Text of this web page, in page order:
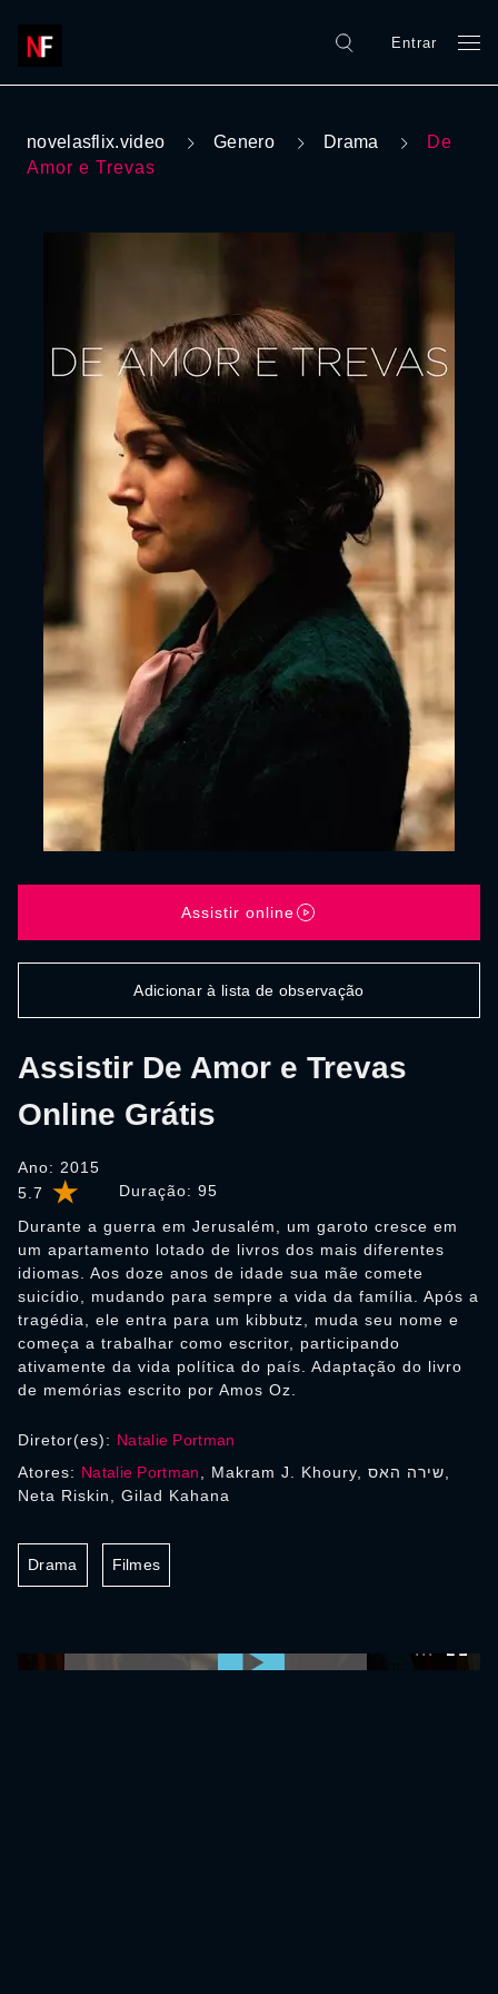
Entrar
novelasflix.video Genero Drama
De
Amor e Trevas
5.7 Duração: 95
Assistir De Amor e Trevas
Online Grátis
Ano: 2015
Durante a guerra em Jerusalém, um garoto cresce em
um apartamento lotado de livros dos mais diferentes
idiomas. Aos doze anos de idade sua mãe comete
suicídio, mudando para sempre a vida da família. Após a
tragédia, ele entra para um kibbutz, muda seu nome e
começa a trabalhar como escritor, participando
ativamente da vida política do país. Adaptação do livro
de memórias escrito por Amos Oz.
Assistir online
Adicionar à lista de observação
Diretor(es): Natalie Portman
Atores: Natalie Portman , Makram J. Khoury, שירה האס,
Neta Riskin, Gilad Kahana
Drama Filmes